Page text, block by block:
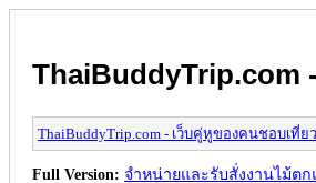
ThaiBuddyTrip.com
ThaiBuddyTrip.com - เว็บคู่หูของคนชอบเที่ยว
Full Version: จำหน่ายและรับสั่งงานไม้ต